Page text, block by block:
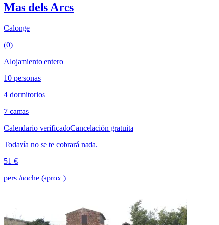
Mas dels Arcs
Calonge
(0)
Alojamiento entero
10 personas
4 dormitorios
7 camas
Calendario verificadoCancelación gratuita
Todavía no se te cobrará nada.
51 €
pers./noche (aprox.)